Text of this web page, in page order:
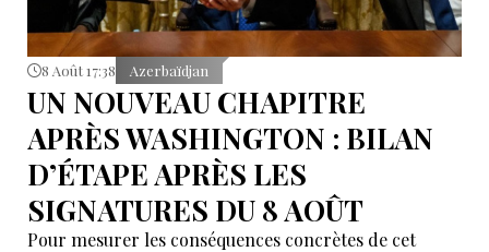
8 Août 17:38 Azerbaïdjan
UN NOUVEAU CHAPITRE
APRÈS WASHINGTON : BILAN
D’ÉTAPE APRÈS LES
SIGNATURES DU 8 AOÛT
Pour mesurer les conséquences concrètes de cet